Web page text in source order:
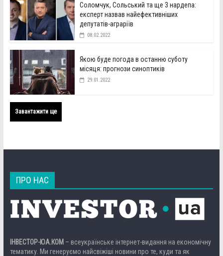
Соломчук, Сольський та ще 3 нардепа:
експерт назвав найефективніших
депутатів-аграріїв
08.02.2022
Якою буде погода в останню суботу
місяця: прогнози синоптиків
29.01.2022
Завантажити ще
ПРО НАС
ІНВЕСТОР-ЮА.КОМ – всеукраїнське інтернет-видання на економічну
тематику. Ми генеруємо найсвіжіші новини про те, куди та як